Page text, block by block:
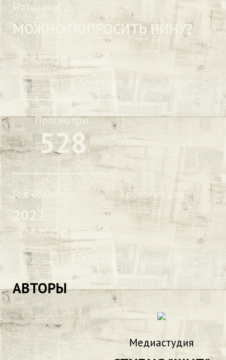
Название:
МОЖНО ПОПРОСИТЬ НИНУ?
Смотреть работу
Просмотры:
528
Год создания:
2022
Хронометраж:
АВТОРЫ
Медиастудия